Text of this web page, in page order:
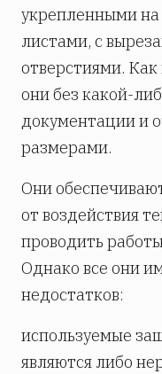
укрепленными
листами, с
отверстиями.
они без какой-
документации и
размерами.
Они
от воздействия
проводить
Однако все они
недостатков:
используемые
являются либо